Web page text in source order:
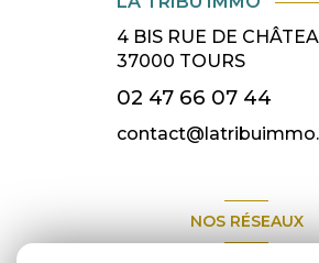
4 BIS RUE DE
37000 TOURS
02 47 66 07 44
NOS RÉSEAUX